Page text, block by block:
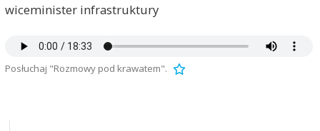
wiceminister infrastruktury
Posłuchaj "Rozmowy pod krawatem".